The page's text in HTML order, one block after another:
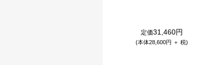
定価31,460円
(本体28,600円 ＋ 税)